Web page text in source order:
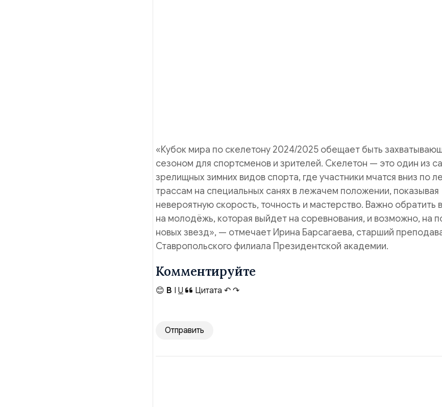
«Кубок мира по скелетону 2024/2025 обещает быть
сезоном для спортсменов и зрителей. Скелетон — это один из
зрелищных зимних видов спорта, где участники мчатся вниз по
трассам на специальных санях в лежачем положении, показывая
невероятную скорость, точность и мастерство. Важно обратить
на молодёжь, которая выйдет на соревнования, и возможно, на
новых звезд», — отмечает Ирина Барсагаева, старший
Ставропольского филиала Президентской академии.
Комментируйте
😊 B I U Цитата ↶ ↷
Отправить